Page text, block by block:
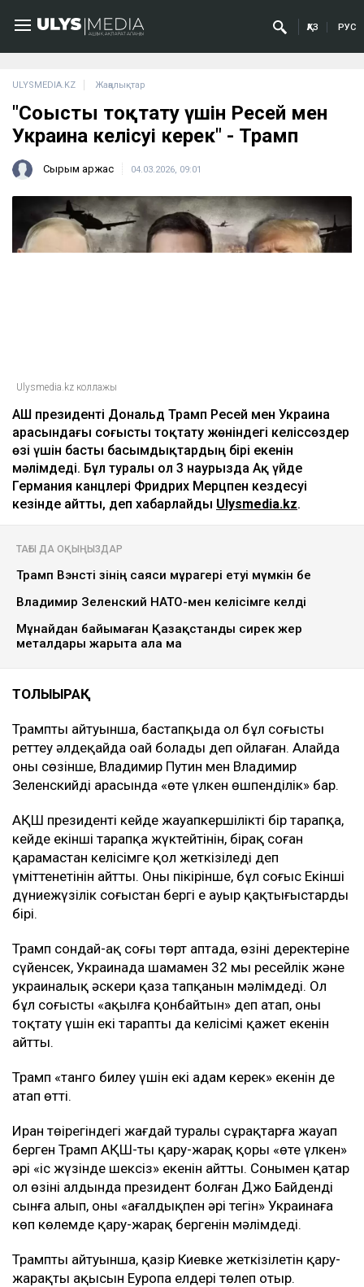
ҚАЗ РУС
ULYSMEDIA.KZ Жаңалықтар
"Соғысты тоқтату үшін Ресей мен
Украина келісуі керек" - Трамп
Сырым Қаржас 04.03.2026, 09:01
Ulysmedia.kz коллажы
АҚШ президенті Дональд Трамп Ресей мен Украина
арасындағы соғысты тоқтату жөніндегі келіссөздер
өзі үшін басты басымдықтардың бірі екенін
мәлімдеді. Бұл туралы ол 3 наурызда Ақ үйде
Германия канцлері Фридрих Мерцпен кездесуі
кезінде айтты, деп хабарлайды Ulysmedia.kz.
ТАҒЫ ДА ОҚЫҢЫЗДАР
Трамп Вэнсті өзінің саяси мұрагері етуі мүмкін бе
Владимир Зеленский НАТО-мен келісімге келді
Мұнайдан байымаған Қазақстанды сирек жер
металдары жарыта ала ма
ТОЛЫҒЫРАҚ
Трамптың айтуынша, бастапқыда ол бұл соғысты
реттеу әлдеқайда оңай болады деп ойлаған. Алайда
оның сөзінше, Владимир Путин мен Владимир
Зеленскийдің арасында «өте үлкен өшпенділік» бар.
АҚШ президенті кейде жауапкершілікті бір тарапқа,
кейде екінші тарапқа жүктейтінін, бірақ соған
қарамастан келісімге қол жеткізіледі деп
үміттенетінін айтты. Оның пікірінше, бұл соғыс Екінші
дүниежүзілік соғыстан бергі ең ауыр қақтығыстардың
бірі.
Трамп сондай-ақ соңғы төрт аптада, өзінің деректеріне
сүйенсек, Украинада шамамен 32 мың ресейлік және
украиналық әскери қаза тапқанын мәлімдеді. Ол
бұл соғысты «ақылға қонбайтын» деп атап, оны
тоқтату үшін екі тараптың да келісімі қажет екенін
айтты.
Трамп «танго билеу үшін екі адам керек» екенін де
атап өтті.
Иран төңірегіндегі жағдай туралы сұрақтарға жауап
берген Трамп АҚШ-тың қару-жарақ қоры «өте үлкен»
әрі «іс жүзінде шексіз» екенін айтты. Сонымен қатар
ол өзінің алдында президент болған Джо Байденді
сынға алып, оның «аңғалдықпен әрі тегін» Украинаға
көп көлемде қару-жарақ бергенін мәлімдеді.
Трамптың айтуынша, қазір Киевке жеткізілетін қару-
жарақтың ақысын Еуропа елдері төлеп отыр.